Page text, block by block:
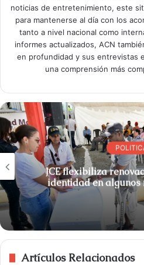
noticias de entretenimiento, este
para mantenerse al día con los
tanto a nivel nacional como
informes actualizados, ACN
en profundidad y sus entrevistas
una comprensión más
JCE flexibiliza
Artículos Relacionados